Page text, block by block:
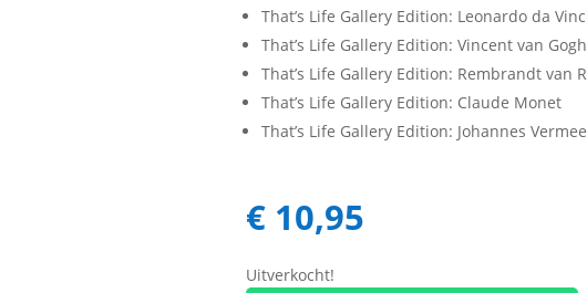
That’s Life Gallery Edition: Leonardo da
That’s Life Gallery Edition: Vincent van Gogh
That’s Life Gallery Edition: Rembrandt van
That’s Life Gallery Edition: Claude Monet
That’s Life Gallery Edition: Johannes
€10,95
Uitverkocht!